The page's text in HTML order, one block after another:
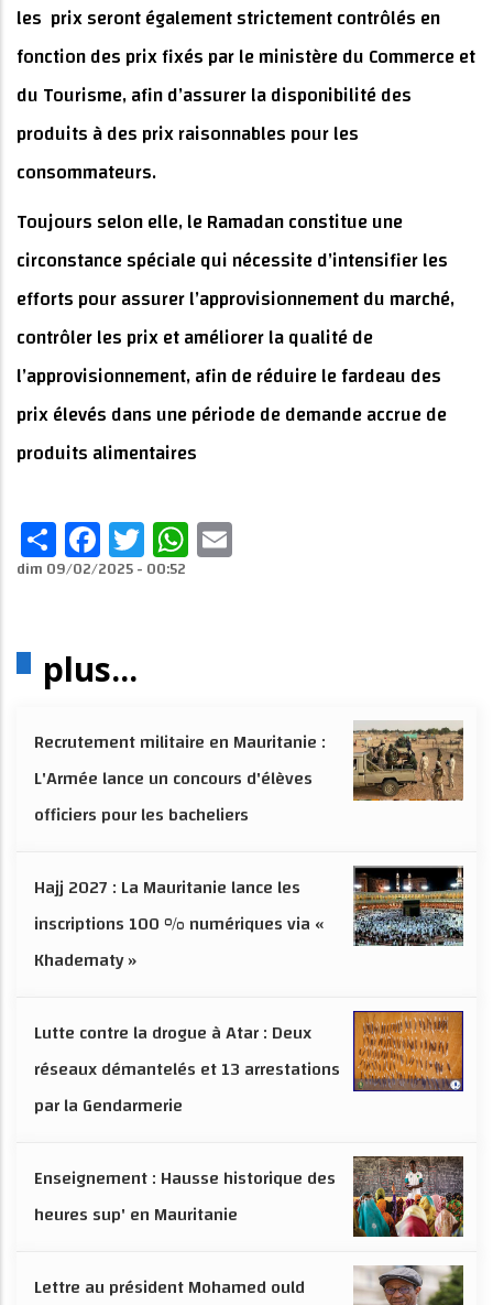
les prix seront également strictement contrôlés en
fonction des prix fixés par le ministère du Commerce et
du Tourisme, afin d’assurer la disponibilité des
produits à des prix raisonnables pour les
consommateurs.
Toujours selon elle, le Ramadan constitue une
circonstance spéciale qui nécessite d’intensifier les
efforts pour assurer l’approvisionnement du marché,
contrôler les prix et améliorer la qualité de
l’approvisionnement, afin de réduire le fardeau des
prix élevés dans une période de demande accrue de
produits alimentaires
ShareFacebook
TwitterWhatsApp
dim 09/02/2025 - 00:52
plus...
Recrutement militaire en Mauritanie :
L'Armée lance un concours d'élèves
officiers pour les bacheliers
Hajj 2027 : La Mauritanie lance les
inscriptions 100 % numériques via «
Khadematy »
Lutte contre la drogue à Atar : Deux
réseaux démantelés et 13 arrestations
par la Gendarmerie
Enseignement : Hausse historique des
heures sup' en Mauritanie
Lettre au président Mohamed ould